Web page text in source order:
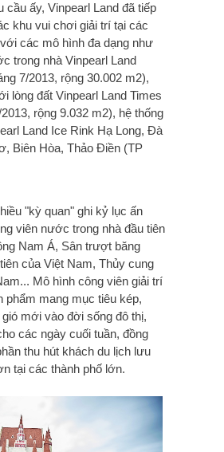
cầu ấy, Vinpearl Land đã tiếp
khu vui chơi giải trí tại các
các mô hình đa dạng như
trong nhà Vinpearl Land
7/2013, rộng 30.002 m2),
lòng đất Vinpearl Land Times
rộng 9.032 m2), hệ thống
Land Ice Rink Hạ Long, Đà
Biên Hòa, Thảo Điền (TP
"kỳ quan" ghi kỷ lục ấn
viên nước trong nhà đầu tiên
Nam Á, Sân trượt băng
của Việt Nam, Thủy cung
Mô hình công viên giải trí
phẩm mang mục tiêu kép,
mới vào đời sống đô thị,
các ngày cuối tuần, đồng
thu hút khách du lịch lưu
tại các thành phố lớn.